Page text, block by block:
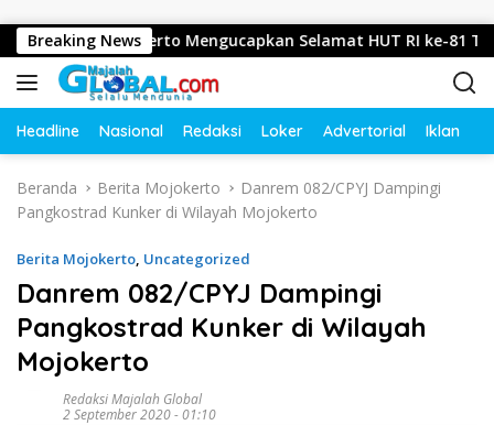
Breaking News
Mojokerto Mengucapkan Selamat HUT RI ke-81 Tahun
Headline Nasional Redaksi Loker Advertorial Iklan
Beranda Berita Mojokerto
Danrem 082/CPYJ Dampingi
Pangkostrad Kunker di Wilayah Mojokerto
Berita Mojokerto, Uncategorized
Danrem 082/CPYJ Dampingi
Pangkostrad Kunker di Wilayah
Mojokerto
Redaksi Majalah Global
2 September 2020 - 01:10